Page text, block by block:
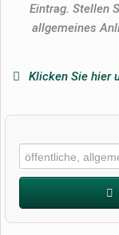
Eintrag. Stellen
allgemeines
Klicken Sie hier